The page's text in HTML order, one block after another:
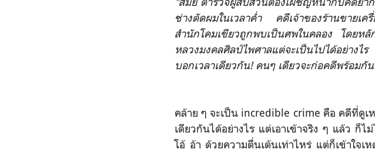
ช่างตัดผมในเวลาค่ำ คดีเจ้าของร้านขายเครื่
สำนักโคมเขียวถูกพบเป็นศพในคลอง โดยหลั
หลวงมงคลศิลป์ไพศาลแต่จะเป็นไปได้อย่างไ
บอกเวลาเดียวกัน! คนๆ เดียวจะก่อคดีพร้อมกั
คล้าย ๆ จะเป็น incredible crime คือ คดีที่ดูเ
เดยวกันได้อย่างไร แต่เอาเข้าจริง ๆ แล้ว ก็
โอ้ อ้า ด้วยความตื่นเต้นเท่าไหร่ แต่ก็เข้าใจเ